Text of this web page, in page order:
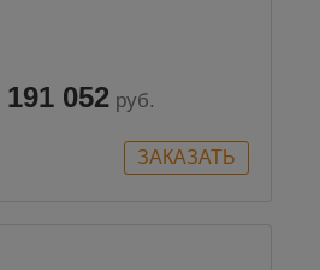
191 052 руб.